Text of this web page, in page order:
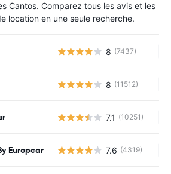
Cantos. Comparez tous les avis et les
location en une seule recherche.
8 (7437)
8 (11512)
7.1 (10251)
Europcar 7.6 (4319)